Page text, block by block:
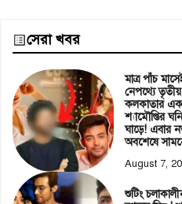
সেরা খবর
মাত্র পাঁচ
নেপথ্যে তৃতীয়
কলকাতার এক
শ্যামৌপ্তির
ঘাড়ে! এবার
অবশেষে
August 7,
শুটিং